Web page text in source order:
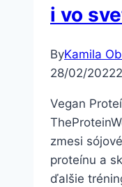
i vo
ByKamila
28/02/2022
Vegan
zmesi
proteínu a
ďalšie